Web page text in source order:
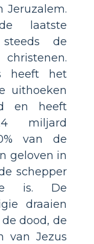
Jeruzalem.
laatste
de
heeft het
uithoeken
en heeft
miljard
van de
geloven in
schepper
is. De
draaien
dood, de
van Jezus